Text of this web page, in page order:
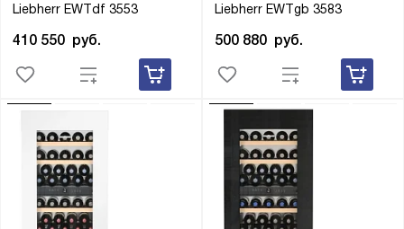
Liebherr EWTdf 3553
410 550 руб.
Liebherr EWTgb 3583
500 880 руб.